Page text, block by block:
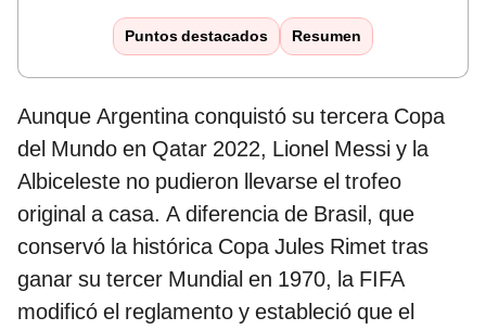
Puntos destacados Resumen
Aunque Argentina conquistó su tercera Copa
del Mundo en Qatar 2022, Lionel Messi y la
Albiceleste no pudieron llevarse el trofeo
original a casa. A diferencia de Brasil, que
conservó la histórica Copa Jules Rimet tras
ganar su tercer Mundial en 1970, la FIFA
modificó el reglamento y estableció que el